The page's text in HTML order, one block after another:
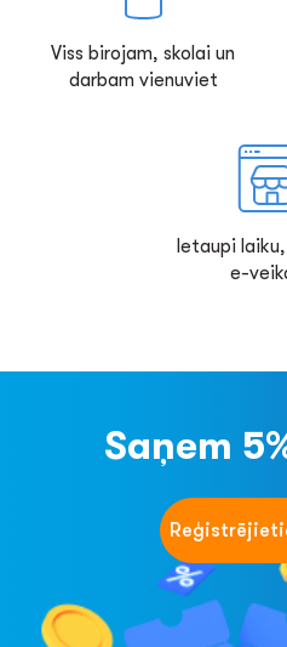
Viss birojam, skolai un
darbam vienuviet
Ietaupi
e-
Saņem